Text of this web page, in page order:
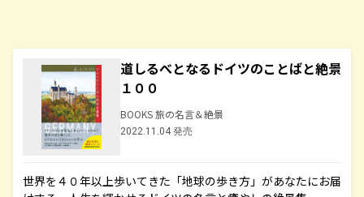
道しるべとなるドイツのことばと絶景
１００
BOOKS 旅の名言＆絶景
2022.11.04 発売
世界を４０年以上歩いてきた「地球の歩き方」があなたにお届